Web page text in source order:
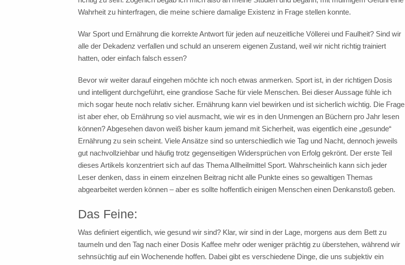
Wahrheit zu hinterfragen, die meine schiere damalige Existenz in Frage stellen konnte.
War Sport und Ernährung die korrekte Antwort für jeden auf neuzeitliche Völlerei und Faulheit? Sind wir
alle der Dekadenz verfallen und schuld an unserem eigenen Zustand, weil wir nicht richtig trainiert
hatten, oder einfach falsch essen?
Bevor wir weiter darauf eingehen möchte ich noch etwas anmerken. Sport ist, in der richtigen Dosis
und intelligent durchgeführt, eine grandiose Sache für viele Menschen. Bei dieser Aussage fühle ich
mich sogar heute noch relativ sicher. Ernährung kann viel bewirken und ist sicherlich wichtig. Die Frage
ist aber eher, ob Ernährung so viel ausmacht, wie wir es in den Unmengen an Büchern pro Jahr lesen
können? Abgesehen davon weiß bisher kaum jemand mit Sicherheit, was eigentlich eine „gesunde“
Ernährung zu sein scheint. Viele Ansätze sind so unterschiedlich wie Tag und Nacht, dennoch jeweils
gut nachvollziehbar und häufig trotz gegenseitigen Widersprüchen von Erfolg gekrönt. Der erste Teil
dieses Artikels konzentriert sich auf das Thema Allheilmittel Sport. Wahrscheinlich kann sich jeder
Leser denken, dass in einem einzelnen Beitrag nicht alle Punkte eines so gewaltigen Themas
abgearbeitet werden können – aber es sollte hoffentlich einigen Menschen einen Denkanstoß geben.
Das Feine:
Was definiert eigentlich, wie gesund wir sind? Klar, wir sind in der Lage, morgens aus dem Bett zu
taumeln und den Tag nach einer Dosis Kaffee mehr oder weniger prächtig zu überstehen, während wir
sehnsüchtig auf ein Wochenende hoffen. Dabei gibt es verschiedene Dinge, die uns subjektiv ein